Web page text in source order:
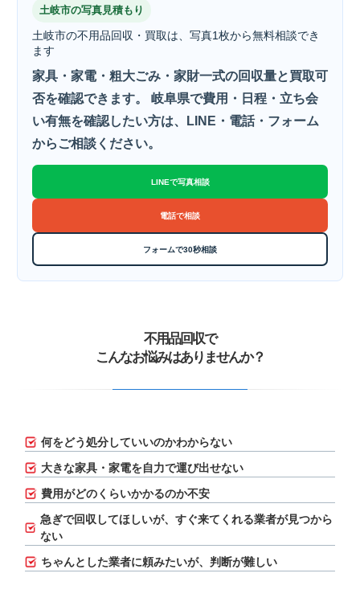
土岐市の写真見積もり
土岐市の不用品回収・買取は、写真1枚から無料相談でき
ます
家具・家電・粗大ごみ・家財一式の回収量と買取可
否を確認できます。 岐阜県で費用・日程・立ち会
い有無を確認したい方は、LINE・電話・フォーム
からご相談ください。
LINEで写真相談
電話で相談
フォームで30秒相談
不用品回収で
こんなお悩みはありませんか？
何をどう処分していいのかわからない
大きな家具・家電を自力で運び出せない
費用がどのくらいかかるのか不安
急ぎで回収してほしいが、すぐ来てくれる業者が見つから
ない
ちゃんとした業者に頼みたいが、判断が難しい